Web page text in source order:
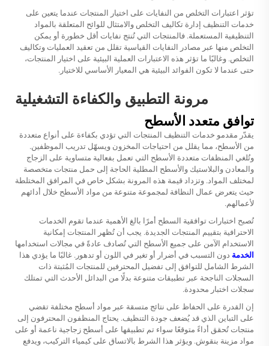
تؤثر اعتبارات التخلص من النفايات على اختيار المنتجات عندما يتعين على
خدمات التنظيف إدارة تكاليف التخلص والامتثال للوائح المتعلقة بالمواد
التنظيفية المستعملة. فالمنتجات التي تُنتج نفايات أقل خطورة أو يمكن
التخلص منها عبر مصادر النفايات القياسية تقلل من تعقيد العمليات وتكاليف
التخلص. وغالبًا ما تؤثر هذه الاعتبارات العملية البيئية على اختيار المنتجات،
حتى عندما لا تكون الفوائد البيئية هي المعيار الأساسي للاختيار.
مرونة التطبيق والكفاءة التشغيلية
توافق متعدد الأسطح
يقدّر مقدمو خدمات التنظيف المنتجات التي تؤدي بكفاءة على أنواع متعددة
من الأسطح، مما يقلل من احتياجات المخزون ويسهّل تدريب الموظفين.
وتُلغي المنظفات متعددة الأسطح التي تعمل بفعالية متساوية على الزجاج
والمعادن والبلاستيك والأسطح المطلية الحاجة إلى حمل منتجات متخصصة
لمختلف المواد. وتزداد قيمة هذه المرونة بشكل خاص في المرافق المختلطة
حيث يتعرض عمال النظافة لمجموعة متنوعة من مواد الأسطح خلال أدائهم
لأعمالهم.
تُصبح اختبارات توافقية السطح أمرًا بالغ الأهمية عندما تقوم الخدمات
الاحترافية بتقييم المنتجات الجديدة. يجب أن تُظهر المنتجات إمكانية
الاستخدام الآمن على جميع الأسطح التي تُصادف عادةً في مجالات استخدامها
الخدمة دون التسبب في أضرار أو تغير في اللون أو تدهور. غالبًا ما يؤدي هذا
الشرط الشامل للتوافق إلى تفضيل المحترفين للمنتجات المُثبتة ذات
السجلات الناجحة عبر تطبيقات متنوعة بدلًا من البدائل الأحدث التي تمتلك
سجلات اختبار محدودة.
إن القدرة على الحفاظ على نتائج متسقة عبر مواد أسطح مختلفة تقضي
على التباين الذي قد يُضعف جودة التنظيف. يحتاج المنظفون المحترفون إلى
منتجات تُحقق أداءً متوقعًا سواء تم تطبيقها على أسطح زجاجية ناعمة أو على
مواد مزينة بنقوش. ويؤثر هذا الشرط بالاتساق على كيمياء التركيب، ويدفع